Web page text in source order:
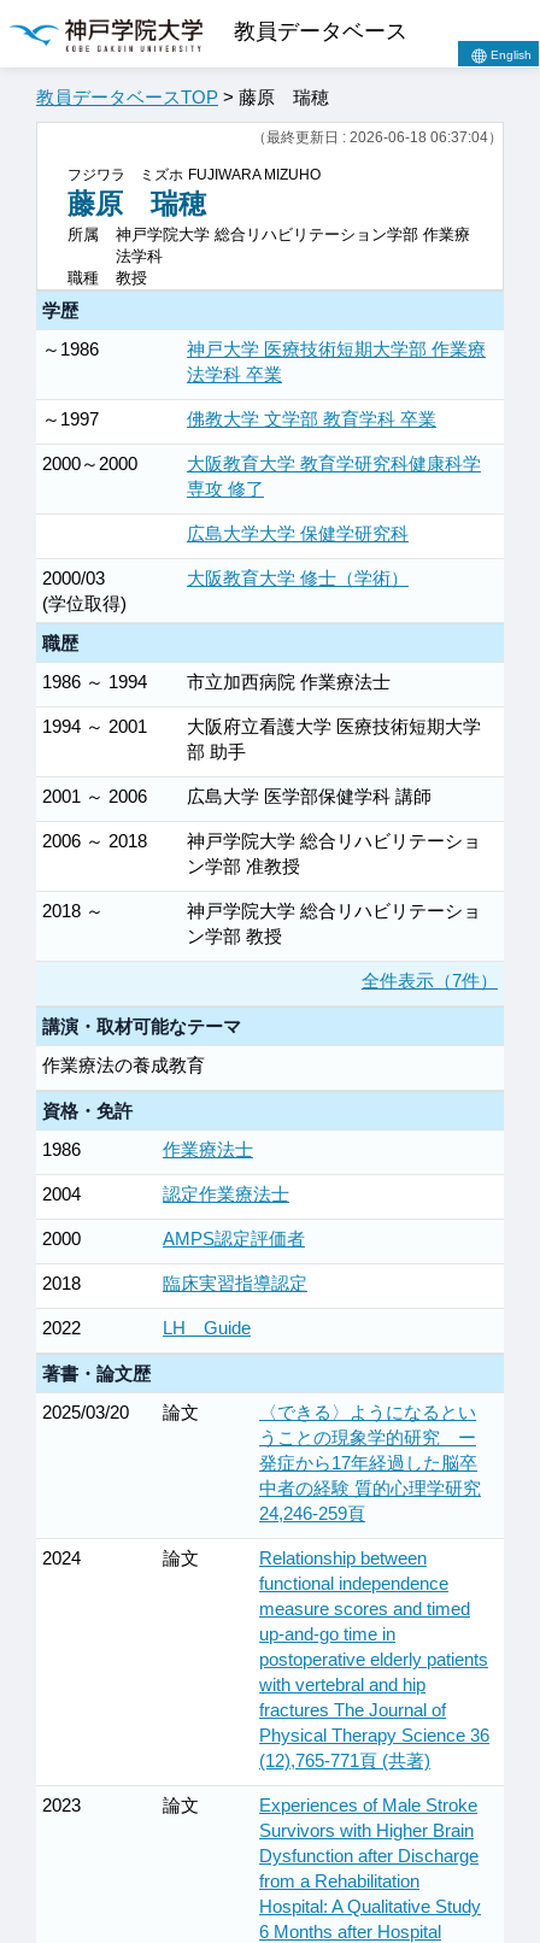
教員データベース
English
教員データベースTOP > 藤原 瑞穂
（最終更新日 : 2026-06-18 06:37:04）
フジワラ ミズホ FUJIWARA MIZUHO
藤原 瑞穂
所属
神戸学院大学 総合リハビリテーション学部 作業療
法学科
職種
教授
学歴
～1986
神戸大学 医療技術短期大学部 作業療
法学科 卒業
～1997 佛教大学 文学部 教育学科 卒業
2000～2000
大阪教育大学 教育学研究科健康科学
専攻 修了
広島大学大学 保健学研究科
2000/03
(学位取得)
大阪教育大学 修士（学術）
職歴
1986 ～ 1994
市立加西病院 作業療法士
1994 ～ 2001
大阪府立看護大学 医療技術短期大学
部 助手
2001 ～ 2006 広島大学 医学部保健学科 講師
2006 ～ 2018
神戸学院大学 総合リハビリテーショ
ン学部 准教授
2018 ～
神戸学院大学 総合リハビリテーショ
ン学部 教授
全件表示（7件）
講演・取材可能なテーマ
作業療法の養成教育
資格・免許
1986
作業療法士
2004 認定作業療法士
2000 AMPS認定評価者
2018 臨床実習指導認定
2022 LH Guide
著書・論文歴
2025/03/20
論文
〈できる〉ようになるとい
うことの現象学的研究 ー
発症から17年経過した脳卒
中者の経験 質的心理学研究
24,246-259頁
2024 論文
Relationship between
functional independence
measure scores and timed
up-and-go time in
postoperative elderly patients
with vertebral and hip
fractures The Journal of
Physical Therapy Science 36
(12),765-771頁 (共著)
2023 論文
Experiences of Male Stroke
Survivors with Higher Brain
Dysfunction after Discharge
from a Rehabilitation
Hospital: A Qualitative Study
6 Months after Hospital